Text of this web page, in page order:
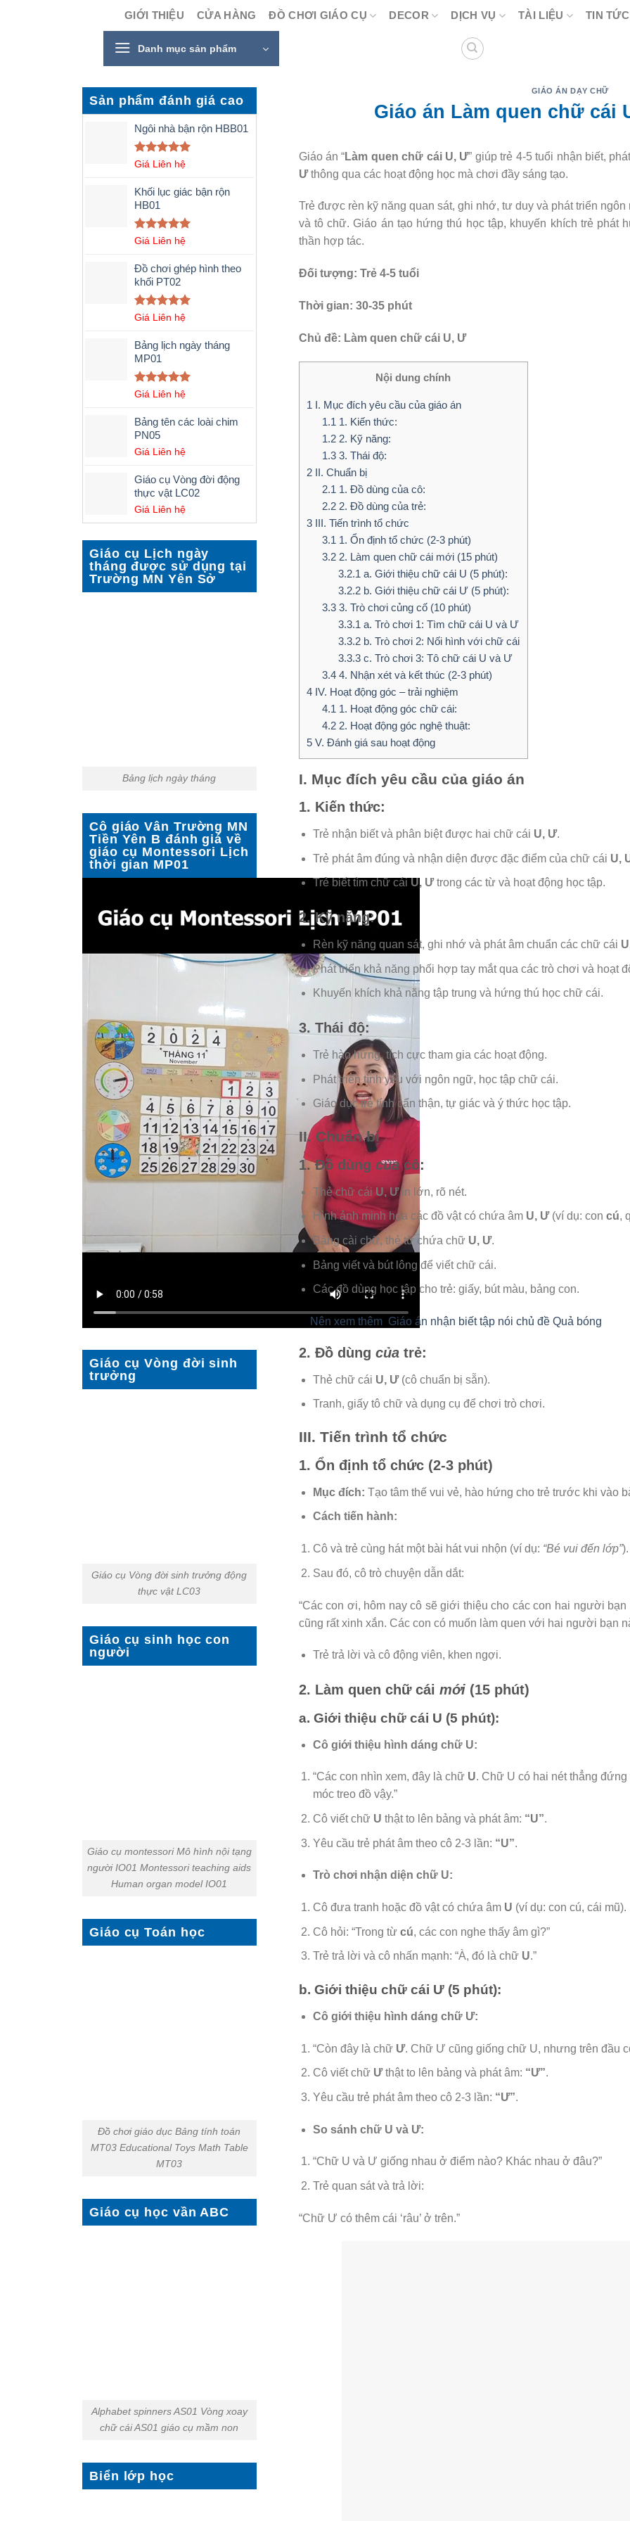
GIỚI THIỆU CỬA HÀNG ĐỒ CHƠI GIÁO CỤ DECOR DỊCH VỤ TÀI LIỆU TIN TỨC
Danh mục sản phẩm
Sản phẩm đánh giá cao
Ngôi nhà bận rộn HBB01
Được xếp
5 sao
Giá Liên hệ
Khối lục giác bận rộn
HB01
Được xếp
5 sao
Giá Liên hệ
Đồ chơi ghép hình theo
khối PT02
Được xếp
5 sao
Giá Liên hệ
Bảng lịch ngày tháng
MP01
Được xếp
5 sao
Giá Liên hệ
Bảng tên các loài chim
PN05
Giá Liên hệ
Giáo cụ Vòng đời động
thực vật LC02
Giá Liên hệ
Giáo cụ Lịch ngày
tháng được sử dụng tại
Trường MN Yên Sở
Bảng lịch ngày tháng
Cô giáo Vân Trường MN
Tiền Yên B đánh giá về
giáo cụ Montessori Lịch
thời gian MP01
Giáo cụ Vòng đời sinh
trưởng
Giáo cụ Vòng đời sinh trưởng động
thực vật LC03
Giáo cụ sinh học con
người
Giáo cụ montessori Mô hình nội tạng
người IO01 Montessori teaching aids
Human organ model IO01
Giáo cụ Toán học
Đồ chơi giáo dục Bảng tính toán
MT03 Educational Toys Math Table
MT03
Giáo cụ học vần ABC
Alphabet spinners AS01 Vòng xoay
chữ cái AS01 giáo cụ mầm non
Biển lớp học
GIÁO ÁN DẠY CHỮ
Giáo án Làm quen chữ cái
Giáo án “Làm quen chữ cái U, Ư” giúp trẻ 4-5 tuổi nhận biết,
Ưthông qua các hoạt động học mà chơi đầy sáng tạo.
Trẻ được rèn kỹ năng quan sát, ghi nhớ, tư duy và phát triển
và tô chữ. Giáo án tạo hứng thú học tập, khuyến khích trẻ phát
thần hợp tác.
Đối tượng: Trẻ 4-5 tuổi
Thời gian: 30-35 phút
Chủ đề: Làm quen chữ cái U, Ư
Nội dung chính
1 I. Mục đích yêu cầu của giáo án
1.1 1. Kiến thức:
1.2 2. Kỹ năng:
1.3 3. Thái độ:
2II. Chuẩn bị
2.1 1. Đồ dùng của cô:
2.2 2. Đồ dùng của trẻ:
3III. Tiến trình tổ chức
3.1 1. Ổn định tổ chức (2-3 phút)
3.2 2. Làm quen chữ cái mới (15 phút)
3.2.1 a. Giới thiệu chữ cái U (5 phút):
3.2.2 b. Giới thiệu chữ cái Ư (5 phút):
3.3 3. Trò chơi củng cố (10 phút)
3.3.1 a. Trò chơi 1: Tìm chữ cái U và Ư
3.3.2 b. Trò chơi 2: Nối hình với chữ cái
3.3.3 c. Trò chơi 3: Tô chữ cái U và Ư
3.4 4. Nhận xét và kết thúc (2-3 phút)
4IV. Hoạt động góc – trải nghiệm
4.1 1. Hoạt động góc chữ cái:
4.2 2. Hoạt động góc nghệ thuật:
5V. Đánh giá sau hoạt động
I. Mục đích yêu cầu của giáo án
1. Kiến thức:
Trẻ nhận biết và phân biệt được hai chữ cái U, Ư.
Trẻ phát âm đúng và nhận diện được đặc điểm của chữ cái U,
Trẻ biết tìm chữ cái U, Ưtrong các từ và hoạt động học tập.
2. Kỹ năng:
Rèn kỹ năng quan sát, ghi nhớ và phát âm chuẩn các chữ cái
Phát triển khả năng phối hợp tay mắt qua các trò chơi và hoạt
Khuyến khích khả năng tập trung và hứng thú học chữ cái.
3. Thái độ:
Trẻ hào hứng, tích cực tham gia các hoạt động.
Phát triển tình yêu với ngôn ngữ, học tập chữ cái.
Giáo dục trẻ tính cẩn thận, tự giác và ý thức học tập.
II. Chuẩn bị
1. Đồ dùng củacô:
Thẻ chữ cái U, Ưin lớn, rõ nét.
Hình ảnh minh họa các đồ vật có chứa âm U, Ư(ví dụ: concú,
Bảng cài chữ, thẻ từ chứa chữ U, Ư.
Bảng viết và bút lông để viết chữ cái.
Các đồ dùng học tập cho trẻ: giấy, bút màu, bảng con.
Nên xem thêm Giáo án nhận biết tập nói chủ đề Quả bóng
2. Đồ dùng củatrẻ:
Thẻ chữ cái U, Ư(cô chuẩn bị sẵn).
Tranh, giấy tô chữ và dụng cụ để chơi trò chơi.
III. Tiến trình tổ chức
1. Ổn định tổ chức (2-3 phút)
Mục đích: Tạo tâm thế vui vẻ, hào hứng cho trẻ trước khi vào
Cách tiến hành:
Cô và trẻ cùng hát một bài hát vui nhộn (ví dụ: “Bé vui đến lớp”).
Sau đó, cô trò chuyện dẫn dắt:
“Các con ơi, hôm nay cô sẽ giới thiệu cho các con hai người
cũng rất xinh xắn. Các con có muốn làm quen với hai người bạn
Trẻ trả lời và cô động viên, khen ngợi.
2. Làm quen chữ cái mới(15 phút)
a. Giới thiệu chữ cái U (5 phút):
Cô giới thiệu hình dáng chữ U:
“Các con nhìn xem, đây là chữ U. Chữ U có hai nét thẳng
móc treo đồ vậy.”
Cô viết chữ U thật to lên bảng và phát âm: “U”.
Yêu cầu trẻ phát âm theo cô 2-3 lần: “U”.
Trò chơi nhận diện chữ U:
Cô đưa tranh hoặc đồ vật có chứa âm U (ví dụ: con cú, cái mũ).
Cô hỏi: “Trong từcú, các con nghe thấy âm gì?”
Trẻ trả lời và cô nhấn mạnh: “À, đó là chữ U.”
b. Giới thiệu chữ cái Ư (5 phút):
Cô giới thiệu hình dáng chữ Ư:
“Còn đây là chữ Ư. Chữ Ư cũng giống chữ U, nhưng trên đầu
Cô viết chữ Ưthật to lên bảng và phát âm: “Ư”.
Yêu cầu trẻ phát âm theo cô 2-3 lần: “Ư”.
So sánh chữ U và Ư:
“Chữ U và Ư giống nhau ở điểm nào? Khác nhau ở đâu?”
Trẻ quan sát và trả lời:
“Chữ Ư có thêm cái ‘râu’ ở trên.”